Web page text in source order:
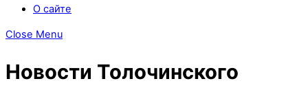
О сайте
Close Menu
Новости Толочинского